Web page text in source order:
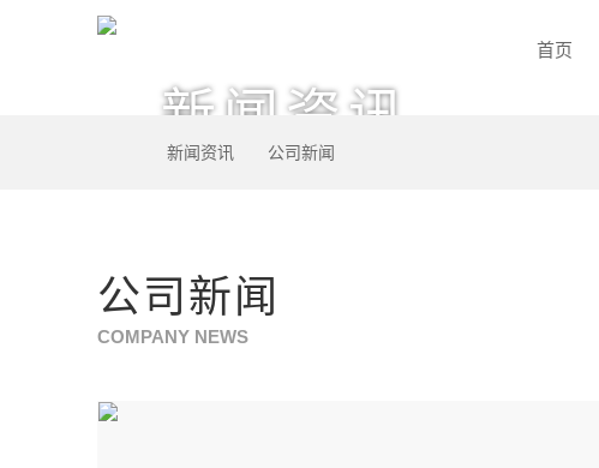
首页
新闻资讯
新闻资讯 公司新闻
公司新闻
COMPANY NEWS